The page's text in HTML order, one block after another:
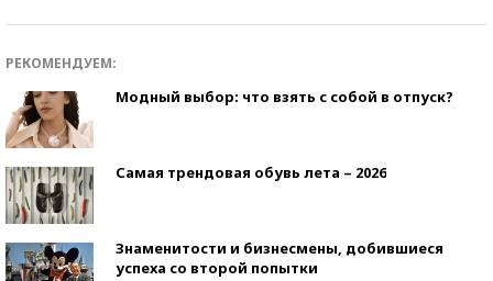
РЕКОМЕНДУЕМ:
Модный выбор: что взять с собой в отпуск?
Самая трендовая обувь лета – 2026
Знаменитости и бизнесмены, добившиеся
успеха со второй попытки